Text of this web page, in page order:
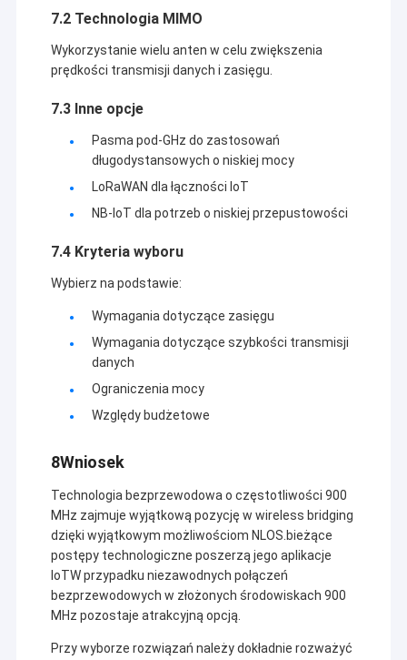
7.2 Technologia MIMO
Wykorzystanie wielu anten w celu zwiększenia
prędkości transmisji danych i zasięgu.
7.3 Inne opcje
Pasma pod-GHz do zastosowań
długodystansowych o niskiej mocy
LoRaWAN dla łączności IoT
NB-IoT dla potrzeb o niskiej przepustowości
7.4 Kryteria wyboru
Wybierz na podstawie:
Wymagania dotyczące zasięgu
Wymagania dotyczące szybkości transmisji
danych
Ograniczenia mocy
Względy budżetowe
8Wniosek
Technologia bezprzewodowa o częstotliwości 900
MHz zajmuje wyjątkową pozycję w wireless bridging
dzięki wyjątkowym możliwościom NLOS.bieżące
postępy technologiczne poszerzą jego aplikacje
IoTW przypadku niezawodnych połączeń
bezprzewodowych w złożonych środowiskach 900
MHz pozostaje atrakcyjną opcją.
Przy wyborze rozwiązań należy dokładnie rozważyć